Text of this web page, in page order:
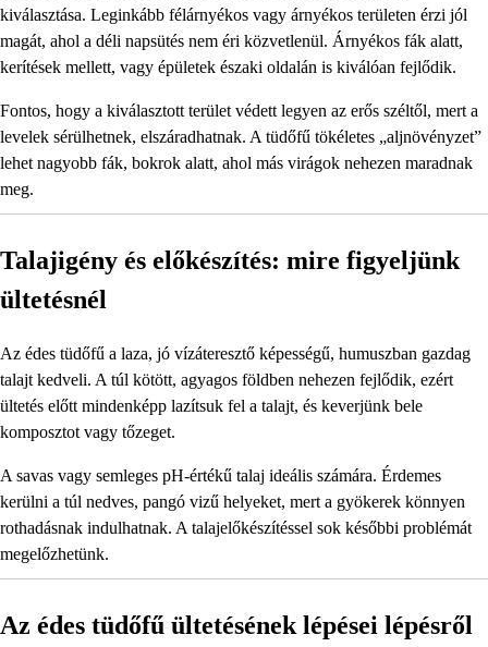
kiválasztása. Leginkább félárnyékos vagy árnyékos területen érzi jól
magát, ahol a déli napsütés nem éri közvetlenül. Árnyékos fák alatt,
kerítések mellett, vagy épületek északi oldalán is kiválóan fejlődik.
Fontos, hogy a kiválasztott terület védett legyen az erős széltől, mert a
levelek sérülhetnek, elszáradhatnak. A tüdőfű tökéletes „aljnövényzet”
lehet nagyobb fák, bokrok alatt, ahol más virágok nehezen maradnak
meg.
Talajigény és előkészítés: mire figyeljünk
ültetésnél
Az édes tüdőfű a laza, jó vízáteresztő képességű, humuszban gazdag
talajt kedveli. A túl kötött, agyagos földben nehezen fejlődik, ezért
ültetés előtt mindenképp lazítsuk fel a talajt, és keverjünk bele
komposztot vagy tőzeget.
A savas vagy semleges pH-értékű talaj ideális számára. Érdemes
kerülni a túl nedves, pangó vizű helyeket, mert a gyökerek könnyen
rothadásnak indulhatnak. A talajelőkészítéssel sok későbbi problémát
megelőzhetünk.
Az édes tüdőfű ültetésének lépései lépésről